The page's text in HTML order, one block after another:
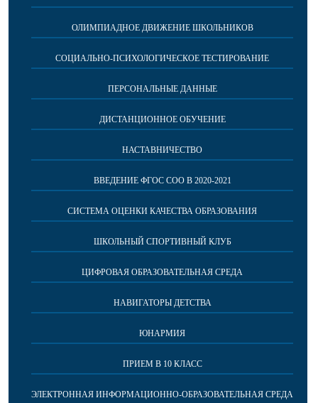
ОЛИМПИАДНОЕ ДВИЖЕНИЕ ШКОЛЬНИКОВ
СОЦИАЛЬНО-ПСИХОЛОГИЧЕСКОЕ ТЕСТИРОВАНИЕ
ПЕРСОНАЛЬНЫЕ ДАННЫЕ
ДИСТАНЦИОННОЕ ОБУЧЕНИЕ
НАСТАВНИЧЕСТВО
ВВЕДЕНИЕ ФГОС СОО В 2020-2021
СИСТЕМА ОЦЕНКИ КАЧЕСТВА ОБРАЗОВАНИЯ
ШКОЛЬНЫЙ СПОРТИВНЫЙ КЛУБ
ЦИФРОВАЯ ОБРАЗОВАТЕЛЬНАЯ СРЕДА
НАВИГАТОРЫ ДЕТСТВА
ЮНАРМИЯ
ПРИЕМ В 10 КЛАСС
ЭЛЕКТРОННАЯ ИНФОРМАЦИОННО-ОБРАЗОВАТЕЛЬНАЯ СРЕДА